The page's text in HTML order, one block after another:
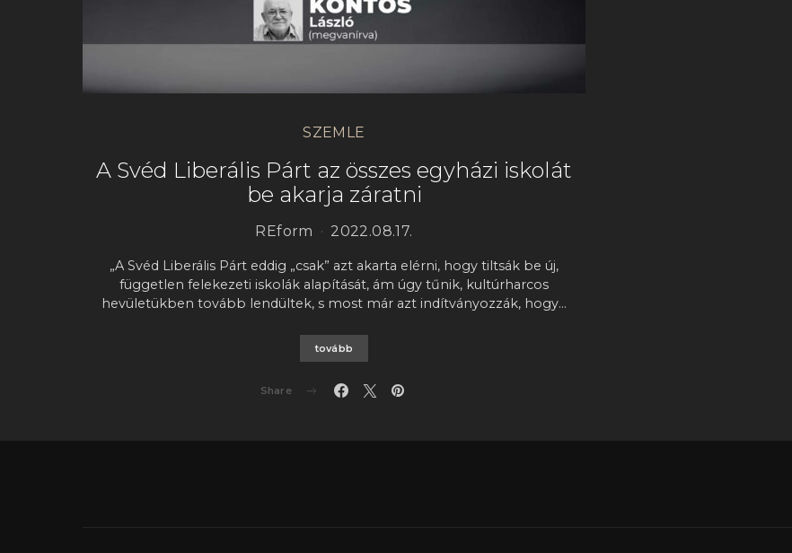
SZEMLE
A Svéd Liberális Párt az összes egyházi iskolát
be akarja záratni
REform 2022.08.17.
„A Svéd Liberális Párt eddig „csak” azt akarta elérni, hogy tiltsák be új,
független felekezeti iskolák alapítását, ám úgy tűnik, kultúrharcos
hevületükben tovább lendültek, s most már azt indítványozzák, hogy…
tovább
Share